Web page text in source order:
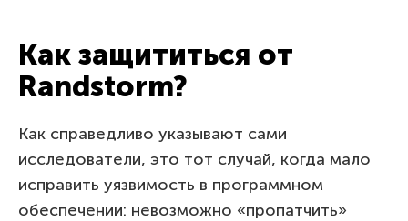
Как защититься от
Randstorm?
Как справедливо указывают сами
исследователи, это тот случай, когда мало
исправить уязвимость в программном
обеспечении: невозможно «пропатчить»